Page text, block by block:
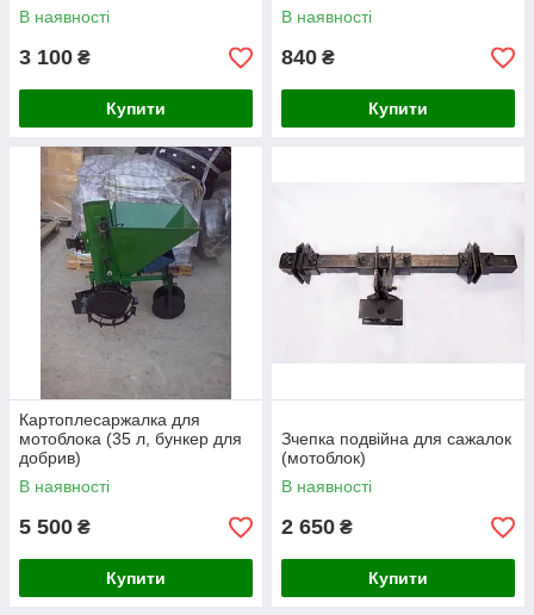
В наявності
3 100 ₴
Купити
В наявності
840 ₴
Купити
Картоплесаржалка для
мотоблока (35 л, бункер для
добрив)
В наявності
5 500 ₴
Купити
Зчепка подвійна для сажалок
(мотоблок)
В наявності
2 650 ₴
Купити